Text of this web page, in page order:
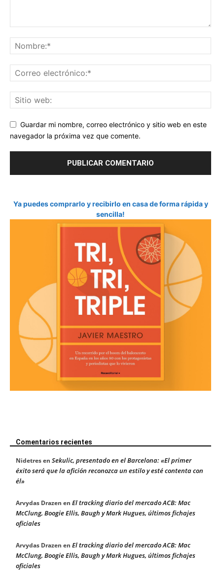
Guardar mi nombre, correo electrónico y sitio web en este
navegador la próxima vez que comente.
Ya puedes comprarlo y recibirlo en casa de forma rápida y
sencilla!
Comentarios recientes
Nidetresen Sekulic, presentado en el Barcelona: «El primer
éxito será que la afición reconozca un estilo y esté contenta con
él»
Arvydas Drazen en El tracking diario del mercado ACB: Mac
McClung, Boogie Ellis, Baugh y Mark Hugues, últimos fichajes
oficiales
Arvydas Drazen en El tracking diario del mercado ACB: Mac
McClung, Boogie Ellis, Baugh y Mark Hugues, últimos fichajes
oficiales